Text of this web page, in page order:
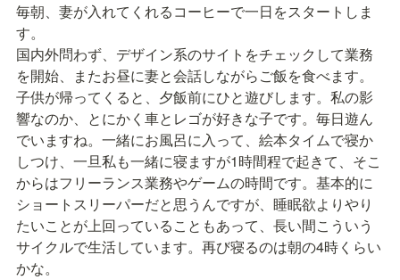
毎朝、妻が入れてくれるコーヒーで一日をスタートしま
す。
国内外問わず、デザイン系のサイトをチェックして業務
を開始、またお昼に妻と会話しながらご飯を食べます。
子供が帰ってくると、夕飯前にひと遊びします。私の影
響なのか、とにかく車とレゴが好きな子です。毎日遊ん
でいますね。一緒にお風呂に入って、絵本タイムで寝か
しつけ、一旦私も一緒に寝ますが1時間程で起きて、そこ
からはフリーランス業務やゲームの時間です。基本的に
ショートスリーパーだと思うんですが、睡眠欲よりやり
たいことが上回っていることもあって、長い間こういう
サイクルで生活しています。再び寝るのは朝の4時くらい
かな。